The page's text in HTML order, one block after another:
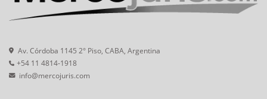
Av. Córdoba 1145 2° Piso, CABA, Argentina
+54 11 4814-1918
info@mercojuris.com